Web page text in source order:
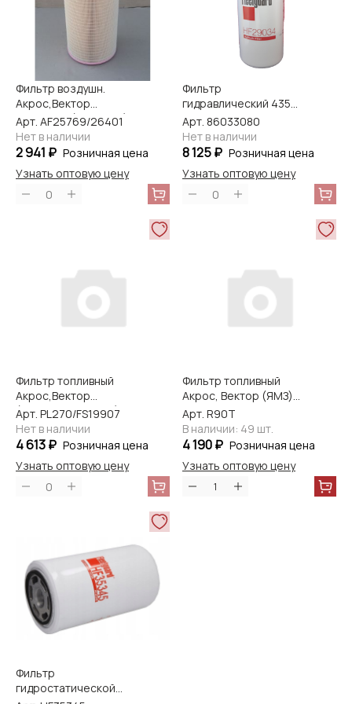
Фильтр воздушн.
Акрос,Вектор
наружный (Сummins)
AF25769/26401
Fleetguard
Арт. AF25769/26401
Нет в наличии
2 941 ₽ Розничная цена
Узнать оптовую цену
0
Фильтр
гидравлический 435
HF29034 Fleetguard
Арт. 86033080
Нет в наличии
8 125 ₽ Розничная цена
Узнать оптовую цену
0
Фильтр топливный
Акрос,Вектор
(Cummins, с 2011 г.)
PL270/FS19907
Flleetguard
Арт. PL270/FS19907
Нет в наличии
4 613 ₽ Розничная цена
Узнать оптовую цену
0
Фильтр топливный
Акрос, Вектор (ЯМЗ)
FS19551/FS19532
Fleetguard
Арт. R90T
В наличии: 49 шт.
4 190 ₽ Розничная цена
Узнать оптовую цену
Фильтр
гидростатической